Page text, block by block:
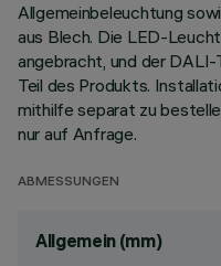
Allgemeinbeleuchtung
aus Blech. Die LED-
angebracht, und der
Teil des Produkts.
mithilfe separat zu
nur auf Anfrage.
ABMESSUNGEN
Allgemein (mm)